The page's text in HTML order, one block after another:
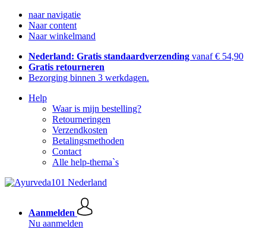
naar navigatie
Naar content
Naar winkelmand
Nederland: Gratis standaardverzending vanaf € 54,90
Gratis retourneren
Bezorging binnen 3 werkdagen.
Help
Waar is mijn bestelling?
Retourneringen
Verzendkosten
Betalingsmethoden
Contact
Alle help-thema`s
Aanmelden
Nu aanmelden